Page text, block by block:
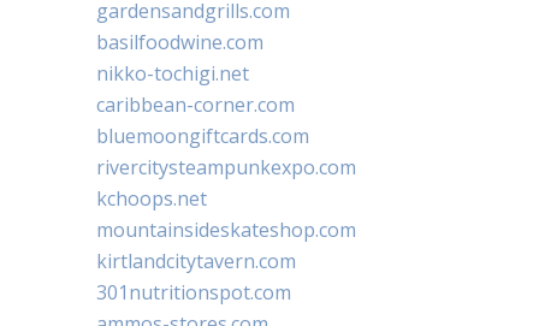
gardensandgrills.com
basilfoodwine.com
nikko-tochigi.net
caribbean-corner.com
bluemoongiftcards.com
rivercitysteampunkexpo.com
kchoops.net
mountainsideskateshop.com
kirtlandcitytavern.com
301nutritionspot.com